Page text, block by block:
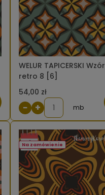
WELUR TAPICERSKI Wzór
retro 8 [6]
54,00 zł
− + mb
Na zamówienie